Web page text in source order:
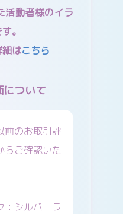
活動者様のイラ
。
はこちら
について
前のお取引評
らご確認いた
：シルバーラ